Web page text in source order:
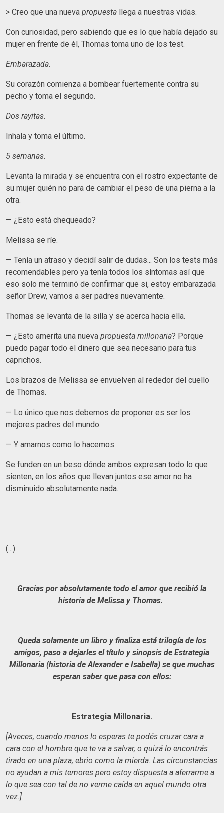
> Creo que una nueva propuesta llega a nuestras vidas.
Con curiosidad, pero sabiendo que es lo que había dejado su
mujer en frente de él, Thomas toma uno de los test.
Embarazada.
Su corazón comienza a bombear fuertemente contra su
pecho y toma el segundo.
Dos rayitas.
Inhala y toma el último.
5 semanas.
Levanta la mirada y se encuentra con el rostro expectante de
su mujer quién no para de cambiar el peso de una pierna a la
otra.
— ¿Esto está chequeado?
Melissa se ríe.
— Tenía un atraso y decidí salir de dudas... Son los tests más
recomendables pero ya tenía todos los síntomas así que
eso solo me terminó de confirmar que si, estoy embarazada
señor Drew, vamos a ser padres nuevamente.
Thomas se levanta de la silla y se acerca hacia ella.
— ¿Esto amerita una nueva propuesta millonaria? Porque
puedo pagar todo el dinero que sea necesario para tus
caprichos.
Los brazos de Melissa se envuelven al rededor del cuello
de Thomas.
— Lo único que nos debemos de proponer es ser los
mejores padres del mundo.
— Y amarnos como lo hacemos.
Se funden en un beso dónde ambos expresan todo lo que
sienten, en los años que llevan juntos ese amor no ha
disminuido absolutamente nada.
(...)
Gracias por absolutamente todo el amor que recibió la
historia de Melissa y Thomas.
Queda solamente un libro y finaliza está trilogía de los
amigos, paso a dejarles el título y sinopsis de Estrategia
Millonaria (historia de Alexander e Isabella) se que muchas
esperan saber que pasa con ellos:
Estrategia Millonaria.
[Aveces, cuando menos lo esperas te podés cruzar cara a
cara con el hombre que te va a salvar, o quizá lo encontrás
tirado en una plaza, ebrio como la mierda. Las circunstancias
no ayudan a mis temores pero estoy dispuesta a aferrarme a
lo que sea con tal de no verme caída en aquel mundo otra
vez.]